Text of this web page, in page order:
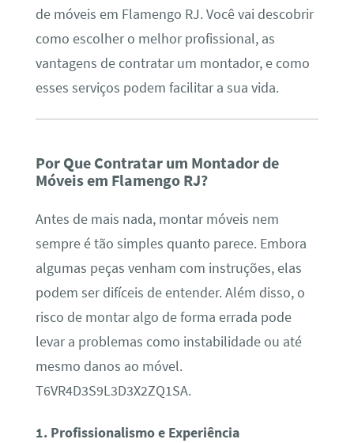
de móveis em Flamengo RJ. Você vai descobrir
como escolher o melhor profissional, as
vantagens de contratar um montador, e como
esses serviços podem facilitar a sua vida.
Por Que Contratar um Montador de
Móveis em Flamengo RJ?
Antes de mais nada, montar móveis nem
sempre é tão simples quanto parece. Embora
algumas peças venham com instruções, elas
podem ser difíceis de entender. Além disso, o
risco de montar algo de forma errada pode
levar a problemas como instabilidade ou até
mesmo danos ao móvel.
T6VR4D3S9L3D3X2ZQ1SA.
1. Profissionalismo e Experiência